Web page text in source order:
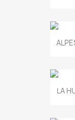
LA